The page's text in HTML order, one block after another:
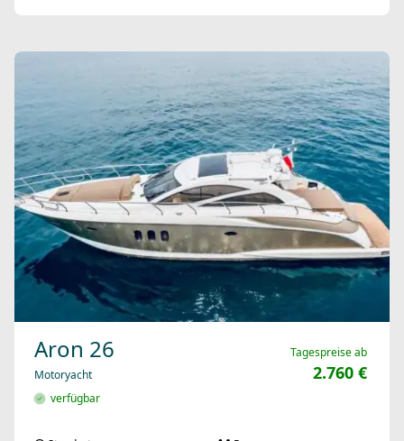
Aron 26
Motoryacht
verfügbar
Tagespreise ab
2.760 €